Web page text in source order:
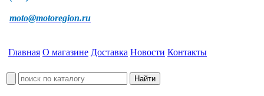
moto@motoregion.ru
Главная О магазине Доставка Новости Контакты